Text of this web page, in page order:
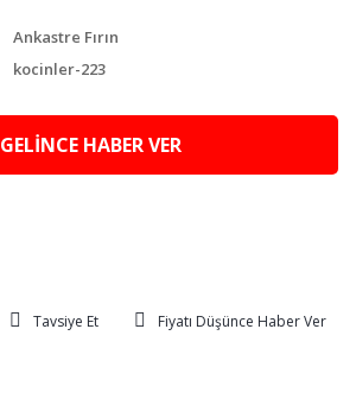
Ankastre Fırın
kocinler-223
GELİNCE HABER VER
Tavsiye Et
Fiyatı Düşünce Haber Ver